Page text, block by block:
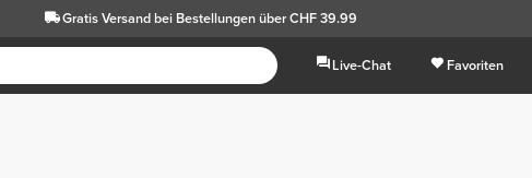
Gratis Versandbei Bestellungen über CHF 39.99
Live-Chat Favoriten